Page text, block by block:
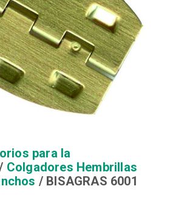
para la
Colgadores Hembrillas
/ BISAGRAS 6001